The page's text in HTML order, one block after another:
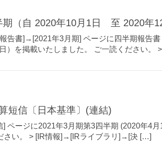
期（自 2020年10月1日 至 2020年
告書]→[2021年3月期] ページに四半期報告書
を掲載いたしました。 ご一読ください。
短信〔日本基準〕(連結)
ページに2021年3月期第3四半期 (2020年4
さい。 > [IR情報]→[IRライブラリ]→[決 […]